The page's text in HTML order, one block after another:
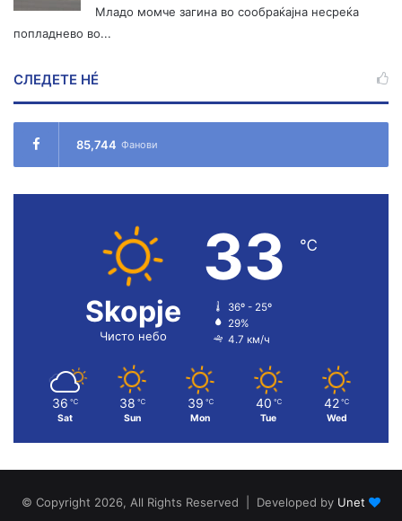
Младо момче загина во сообраќајна несреќа
попладнево во...
СЛЕДЕТЕ НÉ
85,744 Фанови
Skopje
Чисто небо
33 ℃
36º - 25º
29%
4.7 км/ч
36 ℃
Sat
38 ℃
Sun
39 ℃
Mon
40 ℃
Tue
42 ℃
Wed
© Copyright 2026, All Rights Reserved | Developed by Unet